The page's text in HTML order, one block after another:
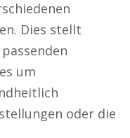
Dies stellt
um
oder die